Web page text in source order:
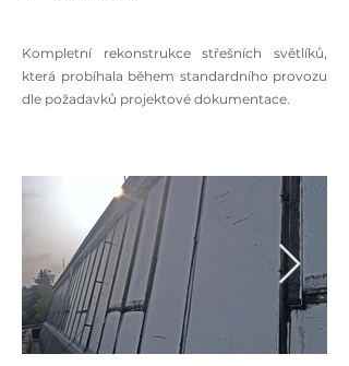
Kompletní rekonstrukce střešních světlíků,
která probíhala během standardního provozu
dle požadavků projektové dokumentace.